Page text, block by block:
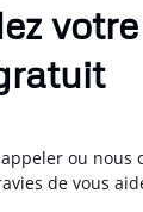
appeler ou nous
de vous